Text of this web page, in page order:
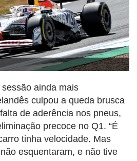
ainda mais
culpou a queda brusca
de aderência nos pneus,
precoce no Q1. “É
tinha velocidade. Mas
esquentaram, e não tive